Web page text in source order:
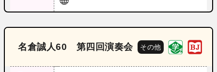
名倉誠人60 第四回演奏会 その他